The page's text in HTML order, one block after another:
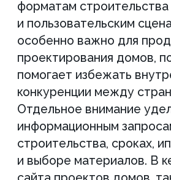
За 9 месяцев проект получил
исправленную техническую базу,
обновленную структуру,
расширенное семантическое
ядро, усиленные коммерческие
страницы и стабильную
внешнюю поддержку.
В результате значительная
часть приоритетных
коммерческих запросов была
выведена в ТОП 5 Яндекса